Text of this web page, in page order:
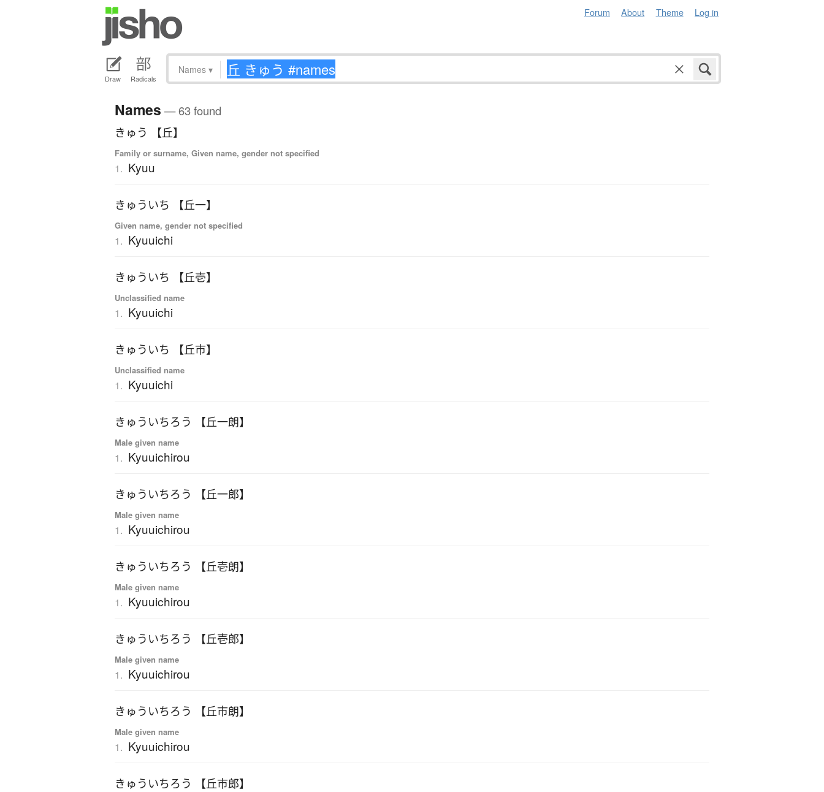
Forum About Theme Log in
Draw Radicals
Names ▾
Names — 63 found
きゅう 【丘】
Family or surname, Given name, gender not specified
1. Kyuu
きゅういち 【丘一】
Given name, gender not specified
1. Kyuuichi
きゅういち 【丘壱】
Unclassified name
1. Kyuuichi
きゅういち 【丘市】
Unclassified name
1. Kyuuichi
きゅういちろう 【丘一朗】
Male given name
1. Kyuuichirou
きゅういちろう 【丘一郎】
Male given name
1. Kyuuichirou
きゅういちろう 【丘壱朗】
Male given name
1. Kyuuichirou
きゅういちろう 【丘壱郎】
Male given name
1. Kyuuichirou
きゅういちろう 【丘市朗】
Male given name
1. Kyuuichirou
きゅういちろう 【丘市郎】